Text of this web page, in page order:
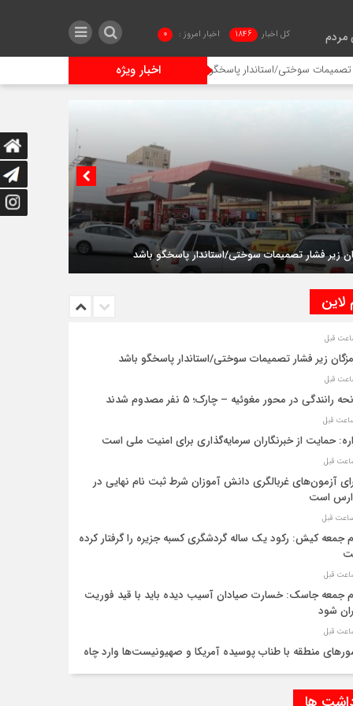
مردم کل اخبار 1846 اخبار امروز : 0
اخبار ویژه استاندار پاسخگو باشد سانحه رانندگی در محور مغوئیه – چارک؛ ۵ نفر مصدوم شدند
سانحه رانندگی در محور مغوئیه – چارک؛ ۵ نفر مصدوم شدند
لاین
زیر فشار تصمیمات سوختی/استاندار پاسخگو باشد
رانندگی در محور مغوئیه – چارک؛ ۵ نفر مصدوم شدند
حمایت از خبرنگاران سرمایه‌گذاری برای امنیت ملی است
آزمون‌های غربالگری دانش آموزان شرط ثبت نام نهایی در
است
جمعه کیش: رکود یک ساله گردشگری کسبه جزیره را گرفتار کرده
جمعه جاسک: خسارت صیادان آسیب دیده باید با قید فوریت
شود
منطقه با طناب پوسیده آمریکا و صهیونیست‌ها وارد چاه